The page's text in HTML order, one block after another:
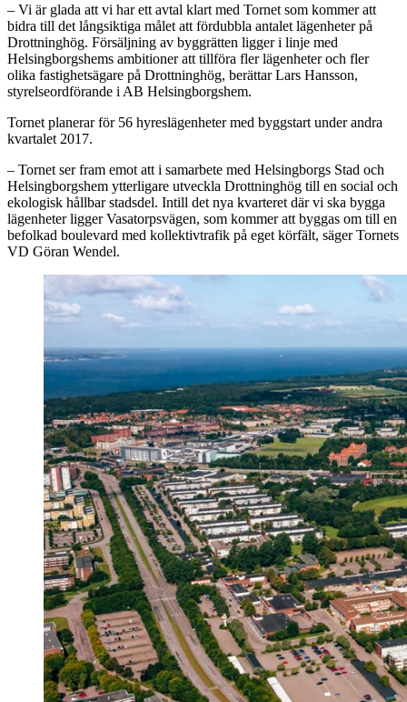
– Vi är glada att vi har ett avtal klart med Tornet som kommer att
bidra till det långsiktiga målet att fördubbla antalet lägenheter på
Drottninghög. Försäljning av byggrätten ligger i linje med
Helsingborgshems ambitioner att tillföra fler lägenheter och fler
olika fastighetsägare på Drottninghög, berättar Lars Hansson,
styrelseordförande i AB Helsingborgshem.
Tornet planerar för 56 hyreslägenheter med byggstart under andra
kvartalet 2017.
– Tornet ser fram emot att i samarbete med Helsingborgs Stad och
Helsingborgshem ytterligare utveckla Drottninghög till en social och
ekologisk hållbar stadsdel. Intill det nya kvarteret där vi ska bygga
lägenheter ligger Vasatorpsvägen, som kommer att byggas om till en
befolkad boulevard med kollektivtrafik på eget körfält, säger Tornets
VD Göran Wendel.